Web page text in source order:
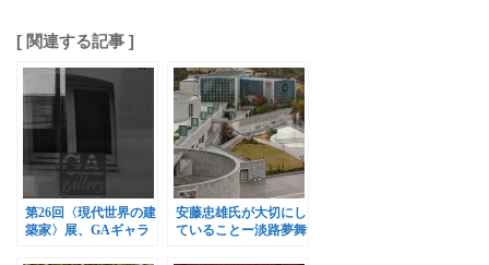
[ 関連する記事 ]
第26回〈現代世界の建
築家〉展、GAギャラ
安藤忠雄氏が大切にし
ていることー淡路夢舞